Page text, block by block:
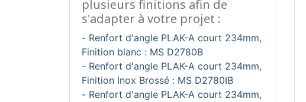
plusieurs finitions afin de
s'adapter à votre projet :
- Renfort d'angle PLAK-A court 234mm,
Finition blanc : MS D2780B
- Renfort d'angle PLAK-A court 234mm,
Finition Inox Brossé : MS D2780IB
- Renfort d'angle PLAK-A court 234mm,